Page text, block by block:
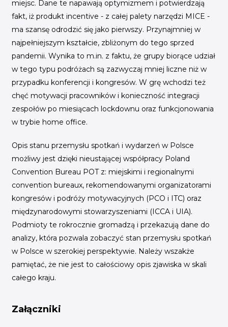
miejsc. Dane te napawają optymizmem i potwierdzają
fakt, iż produkt incentive - z całej palety narzędzi MICE -
ma szansę odrodzić się jako pierwszy. Przynajmniej w
najpełniejszym kształcie, zbliżonym do tego sprzed
pandemii. Wynika to m.in. z faktu, że grupy biorące udział
w tego typu podróżach są zazwyczaj mniej liczne niż w
przypadku konferencji i kongresów. W grę wchodzi też
chęć motywacji pracowników i konieczność integracji
zespołów po miesiącach lockdownu oraz funkcjonowania
w trybie home office.
Opis stanu przemysłu spotkań i wydarzeń w Polsce
możliwy jest dzięki nieustającej współpracy Poland
Convention Bureau POT z: miejskimi i regionalnymi
convention bureaux, rekomendowanymi organizatorami
kongresów i podróży motywacyjnych (PCO i ITC) oraz
międzynarodowymi stowarzyszeniami (ICCA i UIA).
Podmioty te rokrocznie gromadzą i przekazują dane do
analizy, która pozwala zobaczyć stan przemysłu spotkań
w Polsce w szerokiej perspektywie. Należy wszakże
pamiętać, że nie jest to całościowy opis zjawiska w skali
całego kraju.
Załączniki